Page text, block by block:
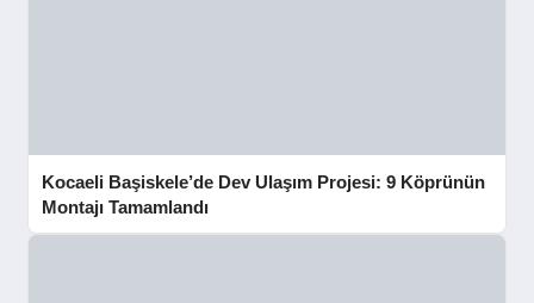
Kocaeli Başiskele’de Dev Ulaşım Projesi: 9 Köprünün
Montajı Tamamlandı